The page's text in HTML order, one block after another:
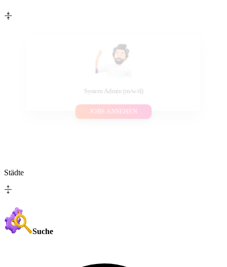
System Admin (m/w/d)
JOBS ANSEHEN
Städte
Suche